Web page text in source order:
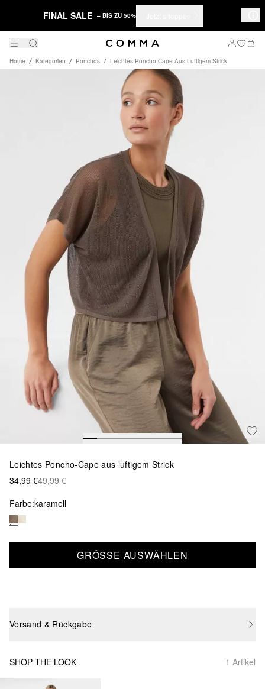
FINAL SALE – BIS ZU 50%
Home Kategorien Ponchos Leichtes Poncho-Cape Aus Luftigem Strick
Leichtes Poncho-Cape aus luftigem Strick
34,99 €49,99 €
Farbe:karamell
GRÖSSE AUSWÄHLEN
Versand & Rückgabe
SHOP THE LOOK 1 Artikel